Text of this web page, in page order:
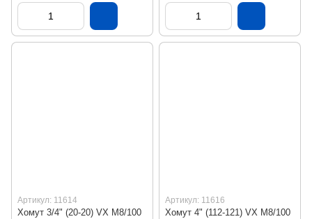
Артикул: 11614
Хомут 3/4" (20-20) VX М8/100
Артикул: 11616
Хомут 4" (112-121) VX М8/100